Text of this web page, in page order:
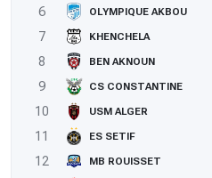
6
OLYMPIQUE AKBOU
7
KHENCHELA
8
BEN AKNOUN
9
CS CONSTANTINE
10
USM ALGER
11
ES SETIF
12
MB ROUISSET